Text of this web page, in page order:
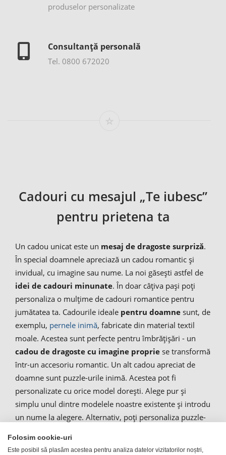
produselor personalizate
Consultanță personală
Tel. 0800 672020
Cadouri cu mesajul „Te iubesc”
pentru prietena ta
Un cadou unicat este un mesaj de dragoste surpriză.
În special doamnele apreciază un cadou romantic și
invidual, cu imagine sau nume. La noi găsești astfel de
idei de cadouri minunate. În doar câțiva pași poți
personaliza o mulțime de cadouri romantice pentru
jumătatea ta. Cadourile ideale pentru doamne sunt, de
exemplu, pernele inimă, fabricate din material textil
moale. Acestea sunt perfecte pentru îmbrățișări - un
cadou de dragoste cu imagine proprie se transformă
într-un accesoriu romantic. Un alt cadou apreciat de
doamne sunt puzzle-urile inimă. Acestea pot fi
personalizate cu orice model dorești. Alege pur și
simplu unul dintre modelele noastre existente și introdu
un nume la alegere. Alternativ, poți personaliza puzzle-
imprimăm pe acesta. Astfel, poți personaliza aproape
Folosim cookie-uri
Este posibil să plasăm acestea pentru analiza datelor vizitatorilor noștri,